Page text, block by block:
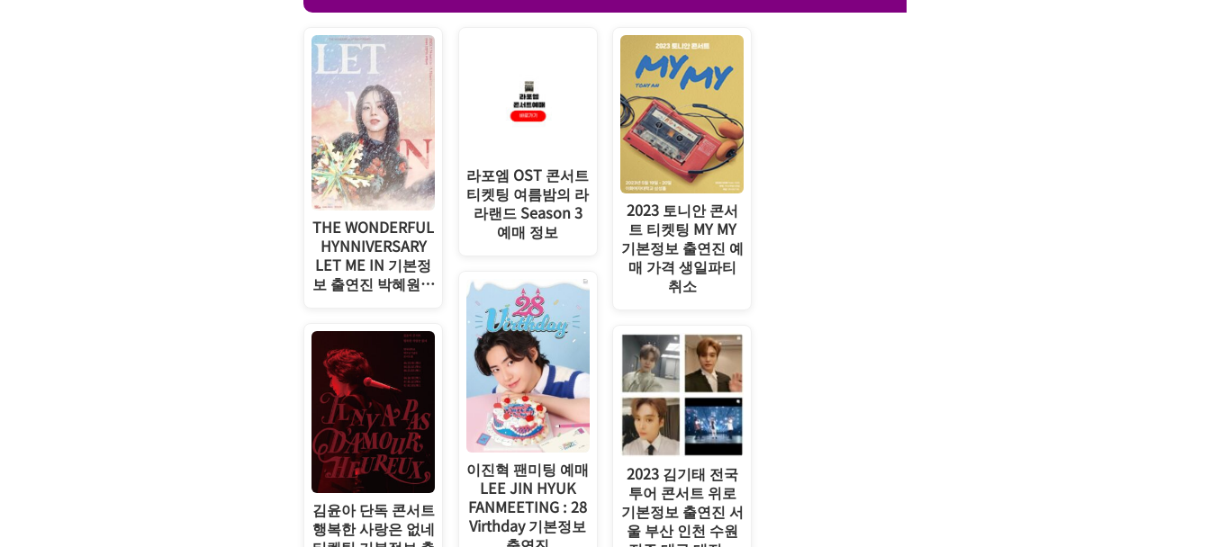
THE WONDERFUL
HYNNIVERSARY
LET ME IN 기본정
보 출연진 박혜원…
김윤아 단독 콘서트
행복한 사랑은 없네
라포엠 OST 콘서트
티켓팅 여름밤의 라
라랜드 Season 3
예매 정보
이진혁 팬미팅 예매
LEE JIN HYUK
FANMEETING : 28
Virthday 기본정보
2023 토니안 콘서
트 티켓팅 MY MY
기본정보 출연진 예
매 가격 생일파티
취소
2023 김기태 전국
투어 콘서트 위로
기본정보 출연진 서
울 부산 인천 수원